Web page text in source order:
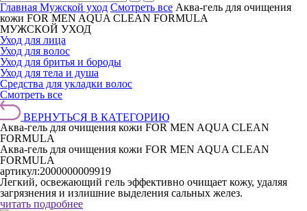
Главная Мужской уход Смотреть все Аква-гель для очищения
кожи FOR MEN AQUA CLEAN FORMULA
МУЖСКОЙ УХОД
Уход для лица
Уход для волос
Уход для бритья и бороды
Уход для тела и душа
Средства для укладки волос
Смотреть все
ВЕРНУТЬСЯ В КАТЕГОРИЮ
Аква-гель для очищения кожи FOR MEN AQUA CLEAN
FORMULA
Аква-гель для очищения кожи FOR MEN AQUA CLEAN
FORMULA
артикул:2000000009919
Легкий, освежающий гель эффективно очищает кожу, удаляя
загрязнения и излишние выделения сальных желез.
читать подробнее